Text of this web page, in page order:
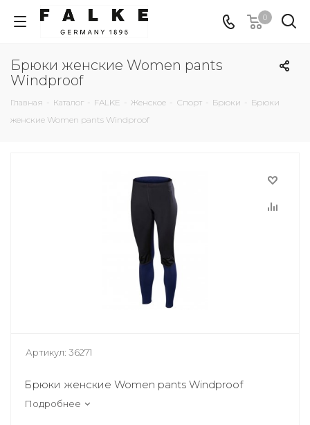
0
Брюки женские Women pants
Windproof
Главная - Каталог - FALKE - Женское - Спорт - Брюки - Брюки
женские Women pants Windproof
Артикул: 36271
Брюки женские Women pants Windproof
Подробнее